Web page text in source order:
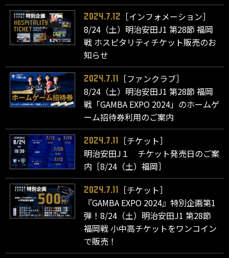
2024.7.12
［インフォメーション］
8/24（土）明治安田J1 第28節 福岡
戦 ホスピタリティチケット販売のお
知らせ
2024.7.11
［ファンクラブ］
8/24（土）明治安田J1 第28節 福岡
戦「GAMBA EXPO 2024」のホームゲ
ーム招待券利用のご案内
2024.7.11
［チケット］
明治安田J１ チケット発売日のご案
内［8/24（土）福岡］
2024.7.11
［チケット］
『GAMBA EXPO 2024』特別企画第1
弾！8/24（土）明治安田J1 第28節
福岡戦 小中高チケットをワンコイン
で販売！